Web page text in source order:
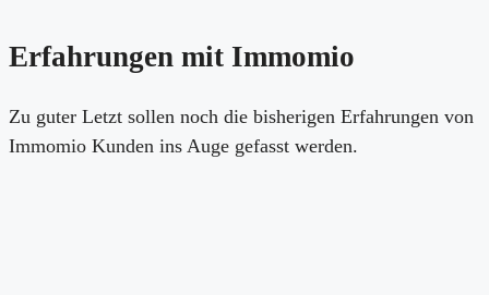
Erfahrungen mit Immomio
Zu guter Letzt sollen noch die bisherigen Erfahrungen von
Immomio Kunden ins Auge gefasst werden.